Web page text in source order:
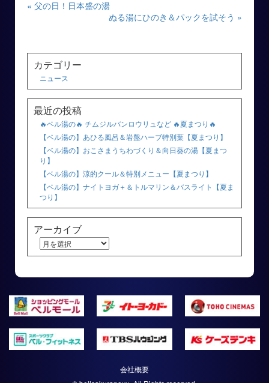
« 父の日！日本盛の湯
ぬる湯にひのき＆パックを試そう »
カテゴリー
ニュース
最近の投稿
🔥ベル湯の🔥 チムジルバンロウリュなど 🔥夏まつり🔥
【ベル湯の】あひる風呂＆岩盤ハーブ特別葉【夏まつり】
【ベル湯の】おこさまうちわづくり＆向日葵の湯【夏まつ
り】
【ベル湯の】涼的クール＆特別メニュー【夏まつり】
【ベル湯の】ナイトヨガ＋＆トルマリン＆バスライト【夏ま
つり】
アーカイブ
会社概要